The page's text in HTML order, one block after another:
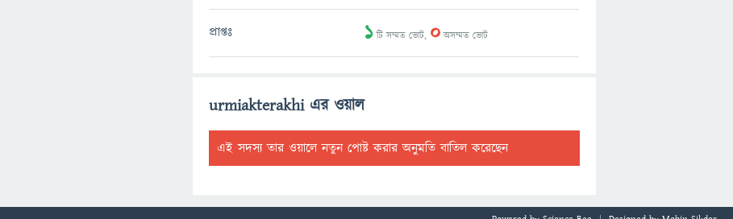
প্রাপ্তঃ 1টি সম্মত ভোট, 0অসম্মত ভোট
urmiakterakhi এর ওয়াল
এই সদস্য তার ওয়ালে নতুন পোষ্ট করার অনুমতি বাতিল করেছেন